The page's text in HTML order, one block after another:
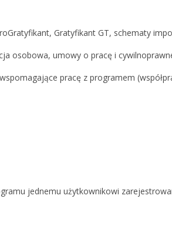
Gratyfikant GT, schematy
osobowa, umowy o pracę i
pracę z programem
jednemu użytkownikowi